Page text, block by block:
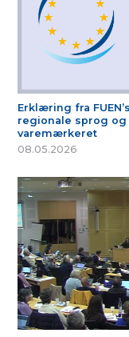
Erklæring fra
regionale sprog og
varemærkeret
08.05.2026